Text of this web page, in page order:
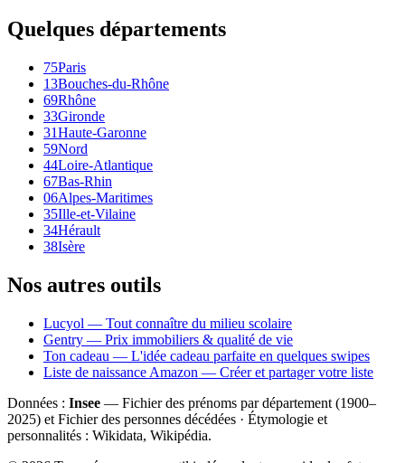
Quelques départements
75Paris
13Bouches-du-Rhône
69Rhône
33Gironde
31Haute-Garonne
59Nord
44Loire-Atlantique
67Bas-Rhin
06Alpes-Maritimes
35Ille-et-Vilaine
34Hérault
38Isère
Nos autres outils
Lucyol — Tout connaître du milieu scolaire
Gentry — Prix immobiliers & qualité de vie
Ton cadeau — L'idée cadeau parfaite en quelques swipes
Liste de naissance Amazon — Créer et partager votre liste
Données : Insee — Fichier des prénoms par département (1900–
2025) et Fichier des personnes décédées · Étymologie et
personnalités : Wikidata, Wikipédia.